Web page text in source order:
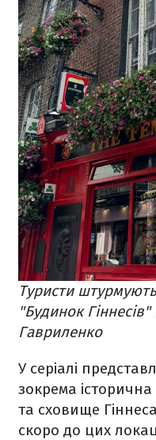
Туристи
"Будинок
Гавриленко
У серіалі
зокрема
та сховище
скоро до цих